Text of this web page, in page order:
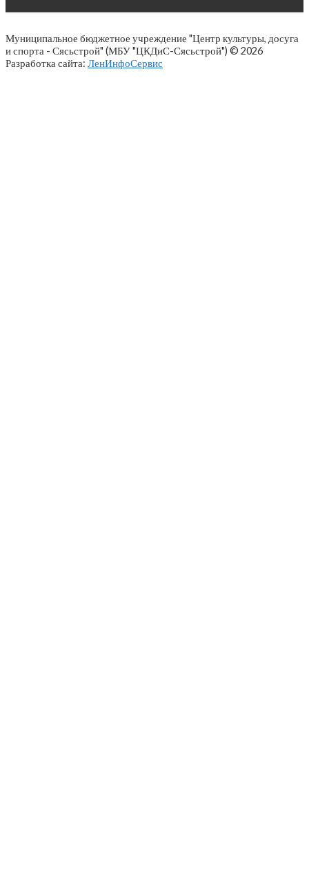
Муниципальное бюджетное учреждение "Центр культуры, досуга
и спорта - Сясьстрой" (МБУ "ЦКДиС-Сясьстрой") © 2026
Разработка сайта: ЛенИнфоСервис